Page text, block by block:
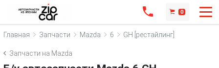
0
Главная Запчасти Mazda 6 GH [рестайлинг]
Запчасти на Mazda